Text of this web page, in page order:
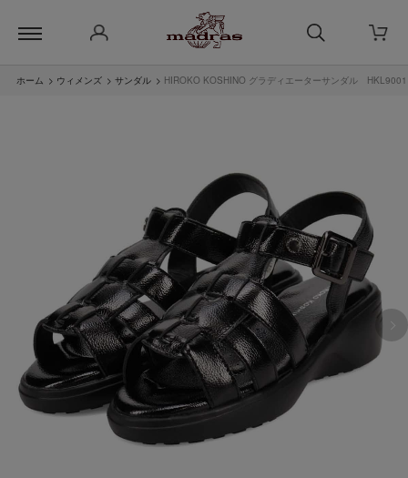
ホーム > ウィメンズ > サンダル > HIROKO KOSHINO グラディエーターサンダル HKL9001